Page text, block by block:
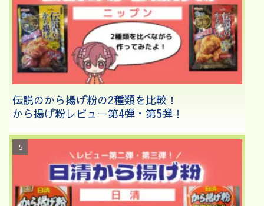
伝説のから揚げ粉の2種類を比較！
から揚げ粉レビュー第4弾・第5弾！